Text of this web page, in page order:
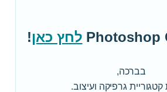
לחץ כאן!
בברכה,
גרפיקה ועיצוב.